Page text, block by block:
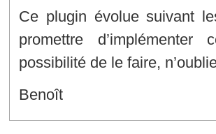
Ce plugin évolue suivant
promettre
possibilité de le faire,
Benoît